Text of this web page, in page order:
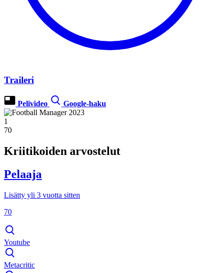
Traileri
Pelivideo Google-haku
1
70
Kriitikoiden arvostelut
Pelaaja
Lisätty yli 3 vuotta sitten
70
Youtube
Metacritic